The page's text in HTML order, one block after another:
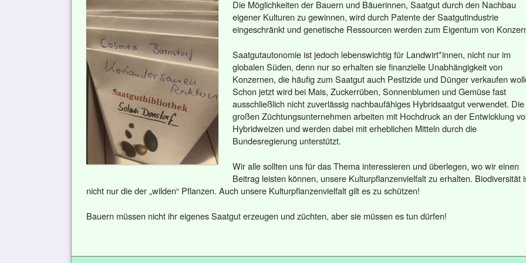
Die Möglichkeiten der Bauern und Bäuerinnen, Saatgut durch den Nachbau
eigener Kulturen zu gewinnen, wird durch Patente der Saatgutindustrie
eingeschränkt und genetische Ressourcen werden zum Eigentum von
Saatgutautonomie ist jedoch lebenswichtig für Landwirt*innen, nicht nur im
globalen Süden, denn nur so erhalten sie finanzielle Unabhängigkeit von
Konzernen, die häufig zum Saatgut auch Pestizide und Dünger verkaufen
Schon jetzt wird bei Mais, Zuckerrüben, Sonnenblumen und Gemüse fast
ausschließlich nicht zuverlässig nachbaufähiges Hybridsaatgut verwendet. Die
großen Züchtungsunternehmen arbeiten mit Hochdruck an der Entwicklung
Hybridweizen und werden dabei mit erheblichen Mitteln durch die
Bundesregierung unterstützt.
Wir alle sollten uns für das Thema interessieren und überlegen, wo wir einen
Beitrag leisten können, unsere Kulturpflanzenvielfalt zu erhalten. Biodiversität
nicht nur die der „wilden“ Pflanzen. Auch unsere Kulturpflanzenvielfalt gilt es zu schützen!
Bauern müssen nicht ihr eigenes Saatgut erzeugen und züchten, aber sie müssen es tun dürfen!